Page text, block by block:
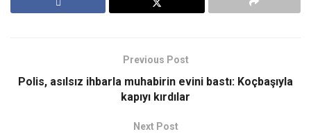
Previous Post
Polis, asılsız ihbarla muhabirin evini bastı: Koçbaşıyla
kapıyı kırdılar
Next Post